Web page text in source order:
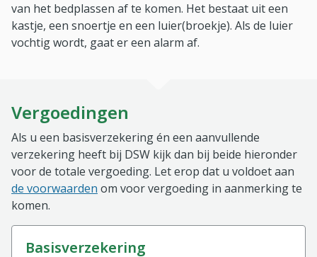
van het bedplassen af te komen. Het bestaat uit een
kastje, een snoertje en een luier(broekje). Als de luier
vochtig wordt, gaat er een alarm af.
Vergoedingen
Als u een basisverzekering én een aanvullende
verzekering heeft bij DSW kijk dan bij beide hieronder
voor de totale vergoeding. Let erop dat u voldoet aan
de voorwaarden om voor vergoeding in aanmerking te
komen.
basisverzekering